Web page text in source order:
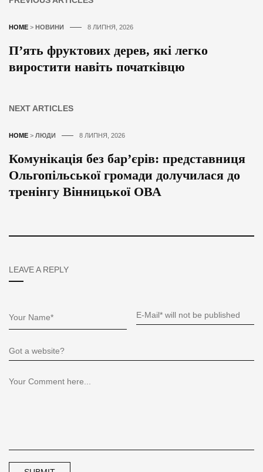
HOME > НОВИНИ 8 ЛИПНЯ, 2026
П’ять фруктових дерев, які легко
виростити навіть початківцю
NEXT ARTICLES
HOME > ЛЮДИ 8 ЛИПНЯ, 2026
Комунікація без бар’єрів: представниця
Ольгопільської громади долучилася до
тренінгу Вінницької ОВА
LEAVE A REPLY